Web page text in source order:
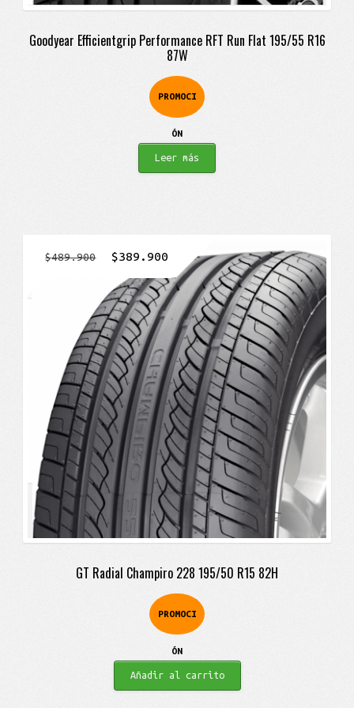
Goodyear Efficientgrip Performance RFT Run Flat 195/55 R16
87W
PROMOCI
ÓN
Leer más
GT Radial Champiro 228 195/50 R15 82H
PROMOCI
ÓN
$489.900
El
precio
original
era:
$489.900.
$389.900
precio
actual
es:
$389.900.
Añadir al carrito